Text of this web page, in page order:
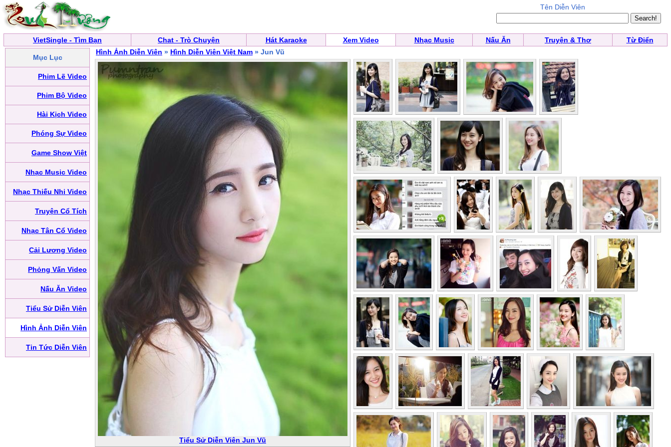
Tên Diễn Viên
VietSingle - Tìm Bạn Chat - Trò Chuyện Hát Karaoke Xem Video Nhạc Music Nấu Ăn Truyện & Thơ Từ Điển
Mục Lục
Phim Lẽ Video
Phim Bộ Video
Hài Kịch Video
Phóng Sự Video
Game Show Việt
Nhạc Music Video
Nhạc Thiếu Nhi Video
Truyện Cổ Tích
Nhạc Tân Cổ Video
Cải Lương Video
Phỏng Vấn Video
Nấu Ăn Video
Tiểu Sử Diễn Viên
Hình Ảnh Diễn Viên
Tin Tức Diễn Viên
Hình Ảnh Diễn Viên » Hình Diễn Viên Việt Nam » Jun Vũ
Tiểu Sử Diễn Viên Jun Vũ